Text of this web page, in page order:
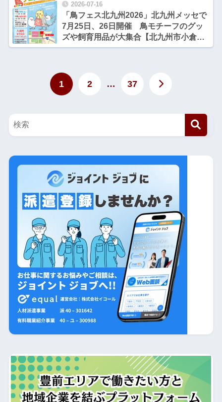
2026-07-16
「鳥フェス北九州2026」北九州メッセで
7月25日、26日開催 鳥モチーフのグッ
ズや飼育用品が大集合【北九州市小倉北
区】
1 2 … 37